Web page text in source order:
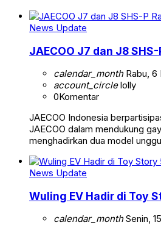
News Update
JAECOO J7 dan J8
calendar_monthRabu, 6
account_circlelolly
0Komentar
JAECOO Indonesia
JAECOO dalam mendukung
menghadirkan dua model
News Update
Wuling EV Hadir di Toy
calendar_monthSenin,